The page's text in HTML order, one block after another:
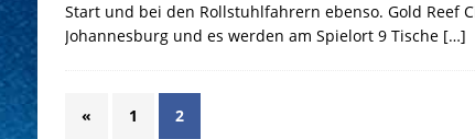
Start und bei den Rollstuhlfahrern ebenso. Gold Reef
Johannesburg und es werden am Spielort 9 Tische […]
« 1 2